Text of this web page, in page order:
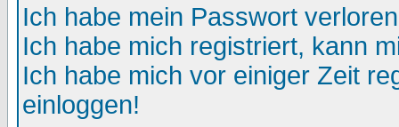
Ich habe mein Passwort
Ich habe mich registriert, kann
Ich habe mich vor einiger Zeit
einloggen!